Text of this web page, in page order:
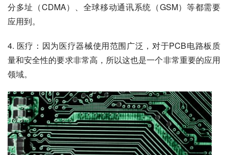
分多址（CDMA）、全球移动通讯系统（GSM）等都需要
应用到。
4. 医疗：因为医疗器械使用范围广泛，对于PCB电路板质
量和安全性的要求非常高，所以这也是一个非常重要的应用
领域。